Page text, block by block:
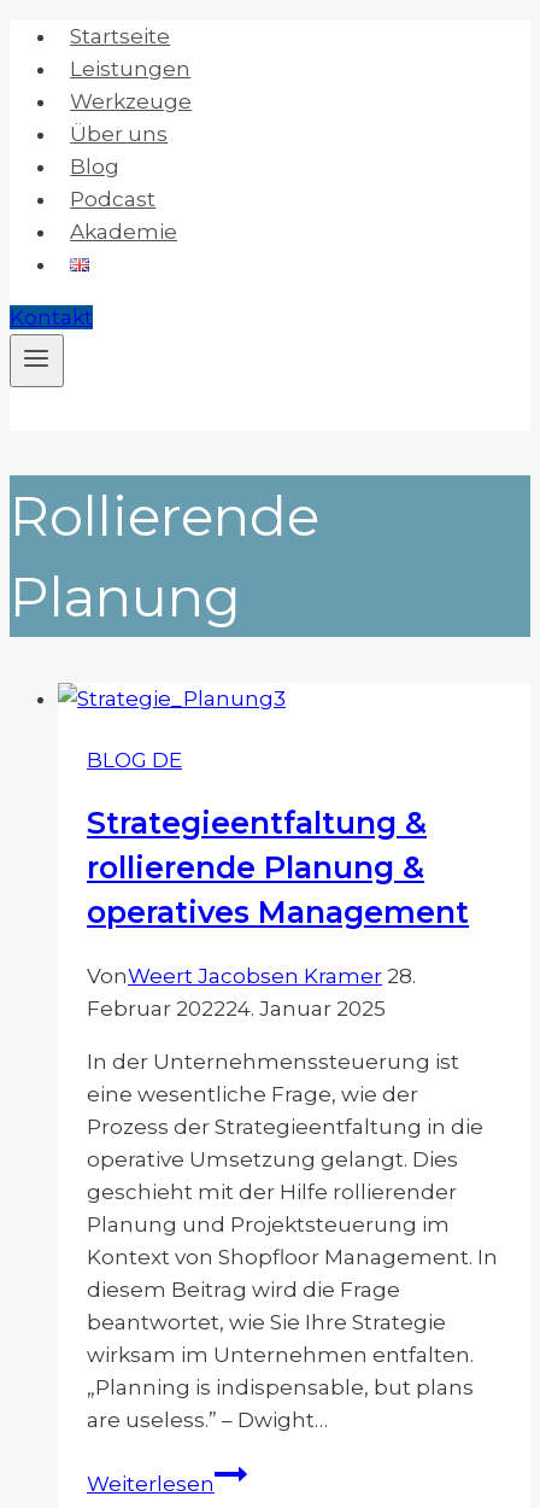
Zum
Inhalt
springen
Startseite
Leistungen
Werkzeuge
Über uns
Blog
Podcast
Akademie
Kontakt
Rollierende
Planung
BLOG DE
Strategieentfaltung &
rollierende Planung &
operatives Management
VonWeert Jacobsen Kramer 28.
Februar 202224. Januar 2025
In der Unternehmenssteuerung ist
eine wesentliche Frage, wie der
Prozess der Strategieentfaltung in die
operative Umsetzung gelangt. Dies
geschieht mit der Hilfe rollierender
Planung und Projektsteuerung im
Kontext von Shopfloor Management. In
diesem Beitrag wird die Frage
beantwortet, wie Sie Ihre Strategie
wirksam im Unternehmen entfalten.
„Planning is indispensable, but plans
are useless.” – Dwight…
WeiterlesenStrategieentfaltung